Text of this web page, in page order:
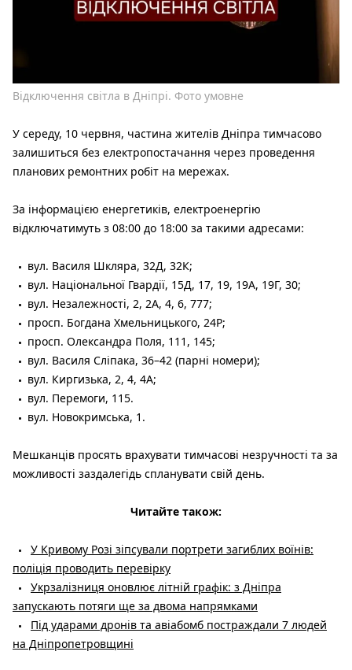
Відключення світла в Дніпрі. Фото умовне
У середу, 10 червня, частина жителів Дніпра тимчасово
залишиться без електропостачання через проведення
планових ремонтних робіт на мережах.
За інформацією енергетиків, електроенергію
відключатимуть з 08:00 до 18:00 за такими адресами:
вул. Василя Шкляра, 32Д, 32К;
вул. Національної Гвардії, 15Д, 17, 19, 19А, 19Г, 30;
вул. Незалежності, 2, 2А, 4, 6, 777;
просп. Богдана Хмельницького, 24Р;
просп. Олександра Поля, 111, 145;
вул. Василя Сліпака, 36–42 (парні номери);
вул. Киргизька, 2, 4, 4А;
вул. Перемоги, 115.
вул. Новокримська, 1.
Мешканців просять врахувати тимчасові незручності та за
можливості заздалегідь спланувати свій день.
Читайте також:
У Кривому Розі зіпсували портрети загиблих воїнів:
поліція проводить перевірку
Укрзалізниця оновлює літній графік: з Дніпра
запускають потяги ще за двома напрямками
Під ударами дронів та авіабомб постраждали 7 людей
на Дніпропетровщині